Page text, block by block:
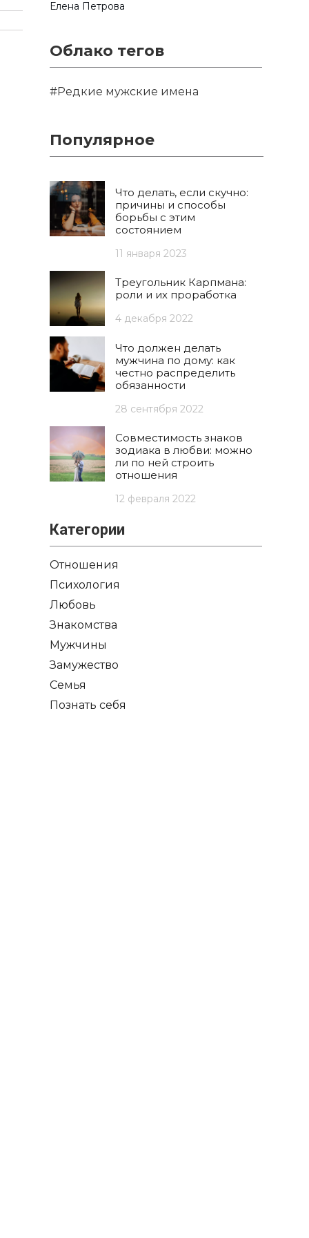
Елена Петрова
Облако тегов
#Редкие мужские имена
Популярное
Что делать, если скучно:
причины и способы
борьбы с этим
состоянием
11 января 2023
Треугольник Карпмана:
роли и их проработка
4 декабря 2022
Что должен делать
мужчина по дому: как
честно распределить
обязанности
28 сентября 2022
Совместимость знаков
зодиака в любви: можно
ли по ней строить
отношения
12 февраля 2022
Категории
Отношения
Психология
Любовь
Знакомства
Мужчины
Замужество
Семья
Познать себя